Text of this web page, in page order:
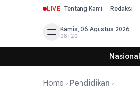
LIVE Tentang Kami Redaksi
Kamis, 06 Agustus 2026
08:20
Nasional
Home Pendidikan